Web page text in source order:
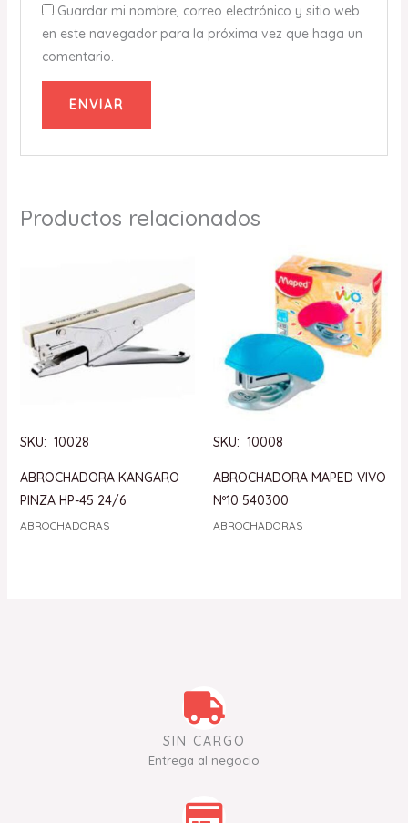
Guardar mi nombre, correo electrónico y sitio web
en este navegador para la próxima vez que haga un
comentario.
Productos relacionados
SKU: 10028
ABROCHADORA KANGARO
PINZA HP-45 24/6
ABROCHADORAS
SKU: 10008
ABROCHADORA MAPED VIVO
Nº10 540300
ABROCHADORAS
SIN CARGO
Entrega al negocio